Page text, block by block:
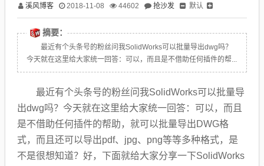
溪风博客 2018-11-08 44602 抢沙发 默认
摘要：
最近有个头条号的粉丝问我SolidWorks可以批量导出dwg吗？
今天就在这里给大家统一回答：可以，而且是不借助任何插件的帮...
最近有个头条号的粉丝问我SolidWorks可以批量导
出dwg吗？今天就在这里给大家统一回答：可以，而且
是不借助任何插件的帮助，就可以批量导出DWG格
式，而且还可以导出pdf、jpg、png等等多种格式，是
不是很想知道？好，下面就给大家分享一下SolidWorks